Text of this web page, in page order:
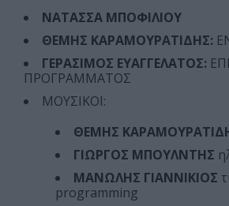
ΝΑΤΑΣΣΑ ΜΠΟΦΙΛΙΟΥ
ΘΕΜΗΣ ΚΑΡΑΜΟΥΡΑΤΙΔΗΣ:
ΓΕΡΑΣΙΜΟΣ ΕΥΑΓΓΕΛΑΤΟΣ:
ΠΡΟΓΡΑΜΜΑΤΟΣ
ΜOYΣΙΚΟΙ:
ΘΕΜΗΣ
ΓΙΩΡΓΟΣ ΜΠΟΥΛΝΤΗΣ
ΜΑΝΩΛΗΣ ΓΙΑΝΝΙΚΙΟΣ
programming